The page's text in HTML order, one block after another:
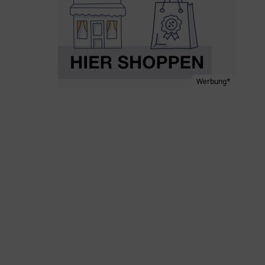
Werbung*